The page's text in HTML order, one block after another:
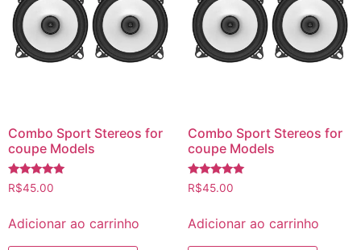
Combo Sport Stereos for
coupe Models
Avaliação
5.00
R$45.00
Adicionar ao carrinho
Combo Sport Stereos for
coupe Models
Avaliação
5.00
R$45.00
Adicionar ao carrinho